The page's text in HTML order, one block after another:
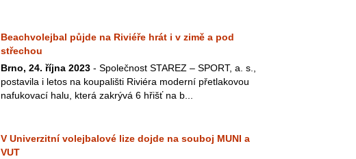
Beachvolejbal půjde na Riviéře hrát i v zimě a pod
střechou
Brno, 24. října 2023 - Společnost STAREZ – SPORT, a. s.,
postavila i letos na koupališti Riviéra moderní přetlakovou
nafukovací halu, která zakrývá 6 hřišť na b...
V Univerzitní volejbalové lize dojde na souboj MUNI a
VUT